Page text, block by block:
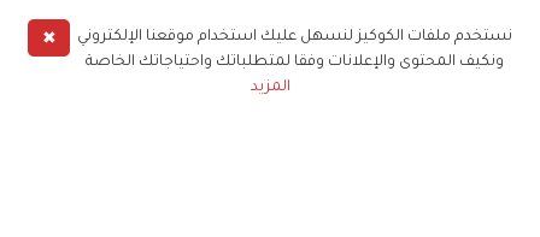
✖
نستخدم ملفات الكوكيز لنسهل عليك استخدام موقعنا الإلكتروني
ونكيف المحتوى والإعلانات وفقا لمتطلباتك واحتياجاتك الخاصة
المزيد